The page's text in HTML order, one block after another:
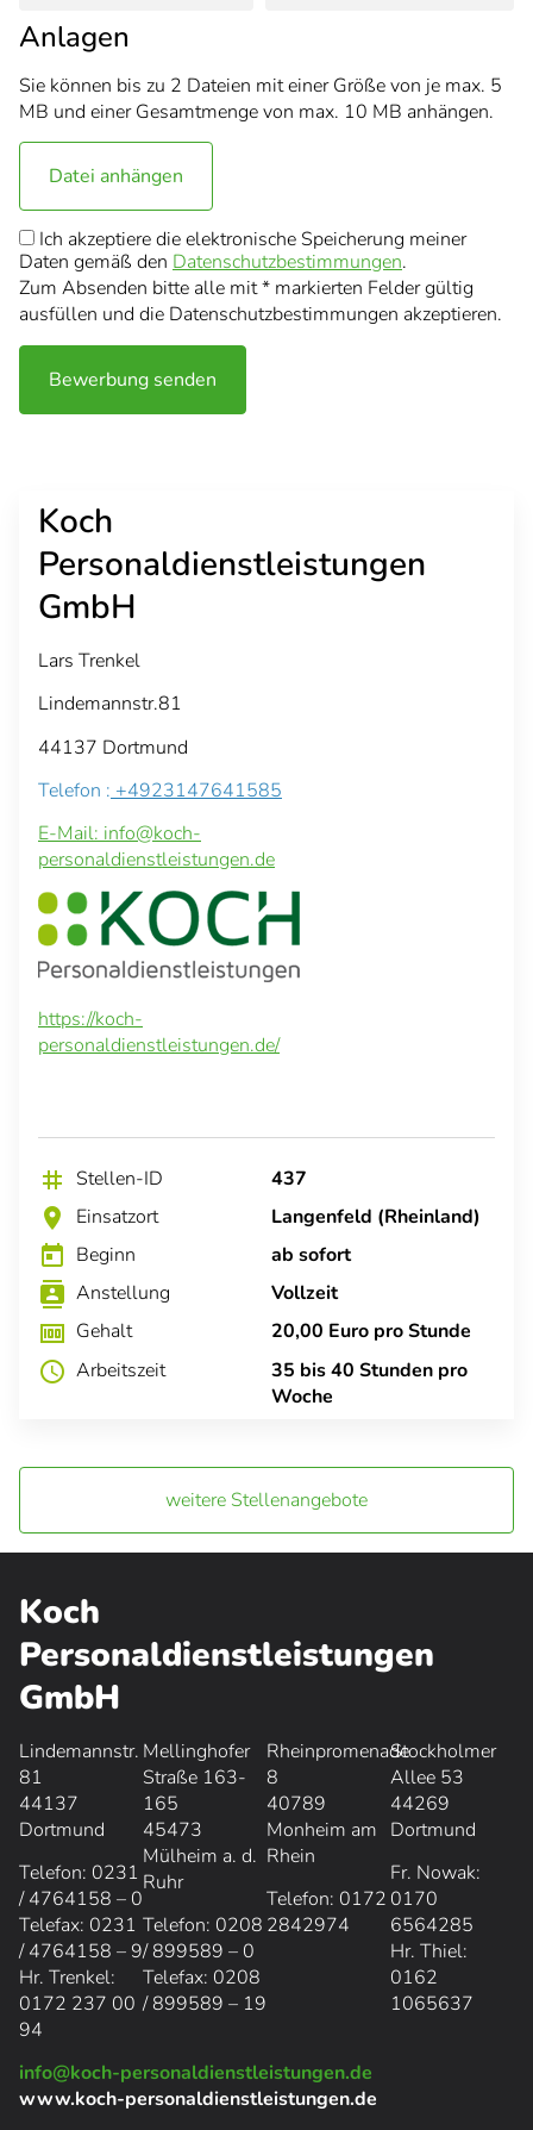
Anlagen
Sie können bis zu 2 Dateien mit einer Größe von je max. 5
MB und einer Gesamtmenge von max. 10 MB anhängen.
Datei anhängen
Ich akzeptiere die elektronische Speicherung meiner
Daten gemäß den Datenschutzbestimmungen.
Zum Absenden bitte alle mit * markierten Felder gültig
ausfüllen und die Datenschutzbestimmungen akzeptieren.
Bewerbung senden
Koch
Personaldienstleistungen
GmbH
Lars Trenkel
Lindemannstr.81
44137 Dortmund
Telefon : +4923147641585
E-Mail: info@koch-
personaldienstleistungen.de
https://koch-
personaldienstleistungen.de/
tag Stellen-ID 437
location_on Einsatzort Langenfeld (Rheinland)
today Beginn ab sofort
contacts Anstellung Vollzeit
money Gehalt 20,00 Euro pro Stunde
schedule Arbeitszeit
35 bis 40 Stunden pro
Woche
weitere Stellenangebote
Koch
Personaldienstleistungen
GmbH
Lindemannstr.
81
44137
Dortmund
Telefon: 0231
/ 4764158 – 0
Telefax: 0231
/ 4764158 – 9
Hr. Trenkel:
0172 237 00
94
Mellinghofer
Straße 163-
165
45473
Mülheim a. d.
Ruhr
Telefon: 0208
/ 899589 – 0
Telefax: 0208
/ 899589 – 19
Rheinpromenade
8
40789
Monheim am
Rhein
Telefon: 0172
2842974
Stockholmer
Allee 53
44269
Dortmund
Fr. Nowak:
0170
6564285
Hr. Thiel:
0162
1065637
info@koch-personaldienstleistungen.de
www.koch-personaldienstleistungen.de